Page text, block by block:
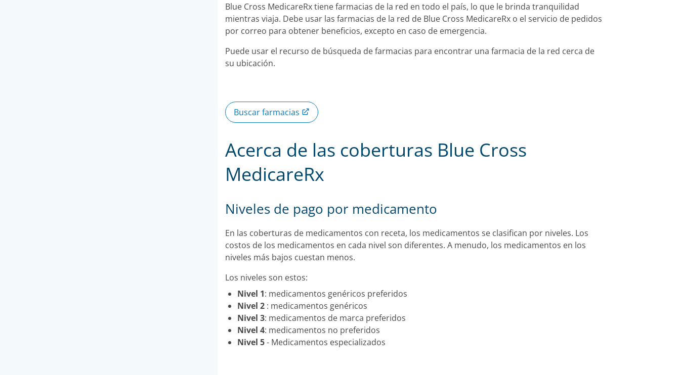
Blue Cross MedicareRx tiene farmacias de la red en todo el país, lo que le brinda tranquilidad
mientras viaja. Debe usar las farmacias de la red de Blue Cross MedicareRx o el servicio de pedidos
por correo para obtener beneficios, excepto en caso de emergencia.
Puede usar el recurso de búsqueda de farmacias para encontrar una farmacia de la red cerca de
su ubicación.
Buscar farmacias
Acerca de las coberturas Blue Cross
MedicareRx
Niveles de pago por medicamento
En las coberturas de medicamentos con receta, los medicamentos se clasifican por niveles. Los
costos de los medicamentos en cada nivel son diferentes. A menudo, los medicamentos en los
niveles más bajos cuestan menos.
Los niveles son estos:
Nivel 1: medicamentos genéricos preferidos
Nivel 2 : medicamentos genéricos
Nivel 3: medicamentos de marca preferidos
Nivel 4: medicamentos no preferidos
Nivel 5- Medicamentos especializados